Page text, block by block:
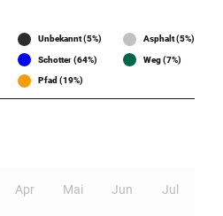
Unbekannt (5%) Asphalt (5%)
Schotter (64%) Weg (7%)
Pfad (19%)
Apr Mai Jun Jul